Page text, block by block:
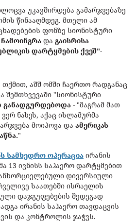
უკავშირდება გამარჯვებაზე
წინააღმდეგ. მთელი ამ
ფონზე სიონისტური
და გაისრისა
დარტყმების ქვეშ"-
აშშ ომში ჩაერთო რადგანაც
შემთხვევაში "სიონისტური
- "მაგრამ მათ
ნახეს, აქაც ისლამურმა
მოიპოვა და ამერიკას
"
სამხედრო ოპერაცია ირანის
13 ივნისს საჰაერო დარტყმებით
დივერსიული
საათებში ისრაელის
დაჯგუფებების შედეგად
ირანის საჰაერო თავდაცვის
და კონტროლის ჯაჭვს.